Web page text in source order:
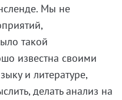
Мы не
такой
известна своими
и литературе,
делать анализ на